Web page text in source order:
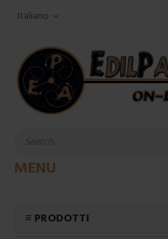
Italiano
MENU
≡ PRODOTTI